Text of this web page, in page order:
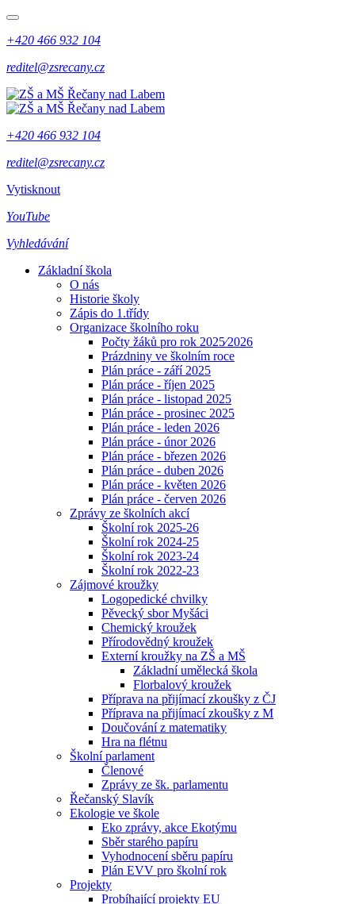
+420 466 932 104
reditel@zsrecany.cz
+420 466 932 104
reditel@zsrecany.cz
Vytisknout
YouTube
Vyhledávání
Základní škola
O nás
Historie školy
Zápis do 1.třídy
Organizace školního roku
Počty žáků pro rok 2025⁄2026
Prázdniny ve školním roce
Plán práce - září 2025
Plán práce - říjen 2025
Plán práce - listopad 2025
Plán práce - prosinec 2025
Plán práce - leden 2026
Plán práce - únor 2026
Plán práce - březen 2026
Plán práce - duben 2026
Plán práce - květen 2026
Plán práce - červen 2026
Zprávy ze školních akcí
Školní rok 2025-26
Školní rok 2024-25
Školní rok 2023-24
Školní rok 2022-23
Zájmové kroužky
Logopedické chvilky
Pěvecký sbor Myšáci
Chemický kroužek
Přírodovědný kroužek
Externí kroužky na ZŠ a MŠ
Základní umělecká škola
Florbalový kroužek
Příprava na přijímací zkoušky z ČJ
Příprava na přijímací zkoušky z M
Doučování z matematiky
Hra na flétnu
Školní parlament
Členové
Zprávy ze šk. parlamentu
Řečanský Slavík
Ekologie ve škole
Eko zprávy, akce Ekotýmu
Sběr starého papíru
Vyhodnocení sběru papíru
Plán EVV pro školní rok
Projekty
Probíhající projekty EU